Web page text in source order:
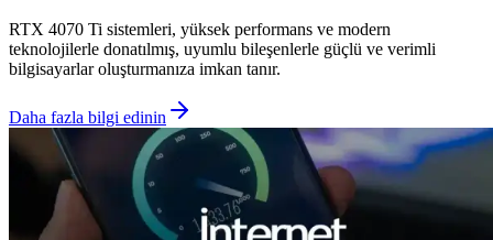
RTX 4070 Ti sistemleri, yüksek performans ve modern
teknolojilerle donatılmış, uyumlu bileşenlerle güçlü ve verimli
bilgisayarlar oluşturmanıza imkan tanır.
Daha fazla bilgi edinin